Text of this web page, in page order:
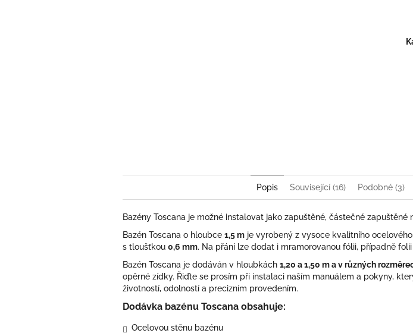
Popis Související (16) Podobné (3)
Bazény Toscana je možné instalovat jako zapuštěné, částečné zapuštěné
Bazén Toscana o hloubce 1,5 m je vyrobený z vysoce kvalitního ocelového
s tloušťkou 0,6 mm. Na přání lze dodat i mramorovanou fólii, případně
Bazén Toscana je dodáván v hloubkách 1,20 a 1,50 m a v různých
opěrné zídky. Řiďte se prosím při instalaci naším manuálem a pokyny,
životností, odolností a precizním provedením.
Dodávka bazénu Toscana obsahuje:
Ocelovou stěnu bazénu